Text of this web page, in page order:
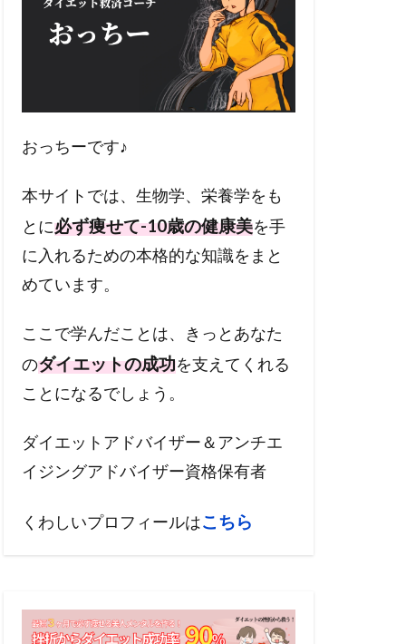
おっちーです♪
本サイトでは、生物学、栄養学をも
とに必ず痩せて-10歳の健康美を手
に入れるための本格的な知識をまと
めています。
ここで学んだことは、きっとあなた
のダイエットの成功を支えてくれる
ことになるでしょう。
ダイエットアドバイザー＆アンチエ
イジングアドバイザー資格保有者
くわしいプロフィールはこちら